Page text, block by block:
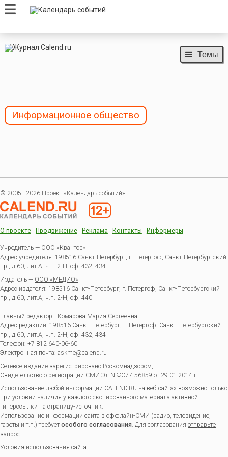
Темы
Информационное общество
© 2005—2026 Проект «Календарь событий»
О проекте Продвижение Реклама Контакты Информеры
Учредитель — ООО «Квантор»
Адрес учредителя: 198516 Санкт-Петербург, г. Петергоф, Санкт-Петербургский
пр., д.60, лит.А, ч.п. 2-Н, оф. 432, 434
Издатель — ООО «МЕДИО»
Адрес издателя: 198516 Санкт-Петербург, г. Петергоф, Санкт-Петербургский
пр., д.60, лит.А, ч.п. 2-Н, оф. 440
Главный редактор - Комарова Мария Сергеевна
Адрес редакции: 198516 Санкт-Петербург, г. Петергоф, Санкт-Петербургский
пр., д.60, лит.А, ч.п. 2-Н, оф. 432, 434
Телефон: +7 812 640-06-60
Электронная почта: askme@calend.ru
Сетевое издание зарегистрировано Роскомнадзором,
Свидетельство о регистрации СМИ Эл.N ФС77-56859 от 29.01.2014 г.
Использование любой информации CALEND.RU на веб-сайтах возможно только
при условии наличия у каждого скопированного материала активной
гиперссылки на страницу-источник.
Использование информации сайта в оффлайн-СМИ (радио, телевидение,
газеты и т.п.) требуетособого согласования. Для согласования отправьте
запрос.
Условия использования сайта